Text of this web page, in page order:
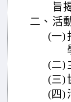
旨
二、 活
(一)
(二)
(三)
(四)